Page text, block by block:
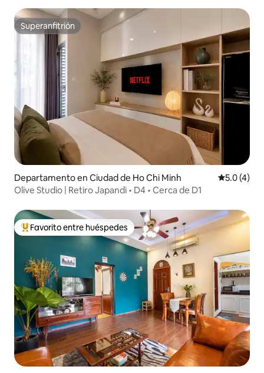
Superanfitrión
Superanfitrión
Departamento en Ciudad de Ho Chi Minh
5.0 (4)
Olive Studio | Retiro Japandi • D4 • Cerca de D1
De los mejores en Favorito entre huéspedes
Favorito entre huéspedes